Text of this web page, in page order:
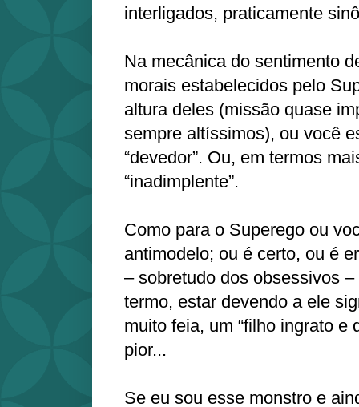
interligados, praticamente
Na mecânica do sentimento
morais estabelecidos pelo
altura deles (missão quase
sempre altíssimos), ou você
“devedor”. Ou, em termos
“inadimplente”.
Como para o Superego ou
antimodelo; ou é certo, ou é
– sobretudo dos obsessivos
termo, estar devendo a ele
muito feia, um “filho ingrato e
pior...
Se eu sou esse monstro e